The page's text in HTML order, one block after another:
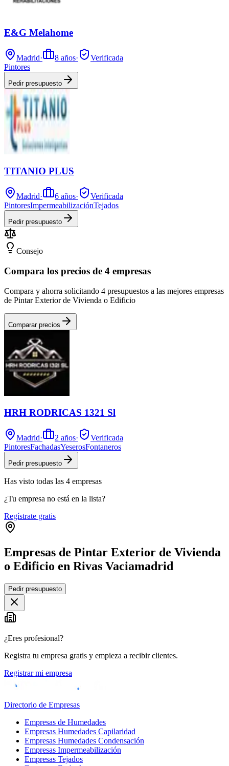
E&G Melahome
Madrid· 8 años·
Verificada
Pintores
Pedir presupuesto
TITANIO PLUS
Madrid· 6 años·
Verificada
PintoresImpermeabilizaciónTejados
Pedir presupuesto
Consejo
Compara los precios de 4 empresas
Compara y ahorra solicitando 4 presupuestos a las mejores empresas
de Pintar Exterior de Vivienda o Edificio
Comparar precios
HRH RODRICAS 1321 Sl
Madrid· 2 años·
Verificada
PintoresFachadasYeserosFontaneros
Pedir presupuesto
Has visto todas las 4 empresas
¿Tu empresa no está en la lista?
Regístrate gratis
Empresas de Pintar Exterior de Vivienda
o Edificio en Rivas Vaciamadrid
+
−
Pedir presupuesto
¿Eres profesional?
Registra tu empresa gratis y empieza a recibir clientes.
Registrar mi empresa
Directorio de Empresas
Empresas de Humedades
Empresas Humedades Capilaridad
Empresas Humedades Condensación
Empresas Impermeabilización
Empresas Tejados